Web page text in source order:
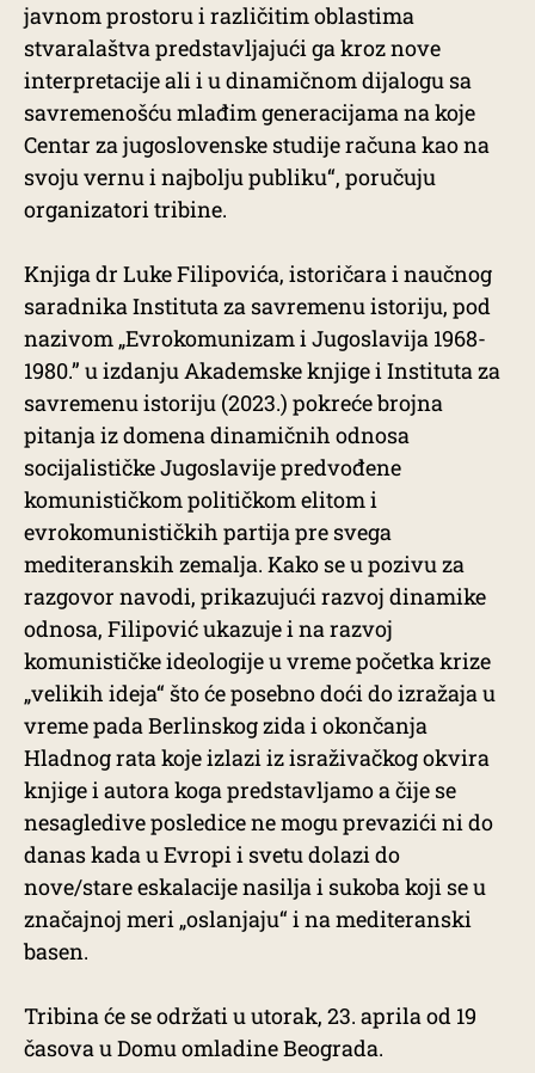
javnom prostoru i različitim oblastima
stvaralaštva predstavljajući ga kroz nove
interpretacije ali i u dinamičnom dijalogu sa
savremenošću mlađim generacijama na koje
Centar za jugoslovenske studije računa kao na
svoju vernu i najbolju publiku“, poručuju
organizatori tribine.
Knjiga dr Luke Filipovića, istoričara i naučnog
saradnika Instituta za savremenu istoriju, pod
nazivom „Evrokomunizam i Jugoslavija 1968-
1980.” u izdanju Akademske knjige i Instituta za
savremenu istoriju (2023.) pokreće brojna
pitanja iz domena dinamičnih odnosa
socijalističke Jugoslavije predvođene
komunističkom političkom elitom i
evrokomunističkih partija pre svega
mediteranskih zemalja. Kako se u pozivu za
razgovor navodi, prikazujući razvoj dinamike
odnosa, Filipović ukazuje i na razvoj
komunističke ideologije u vreme početka krize
„velikih ideja“ što će posebno doći do izražaja u
vreme pada Berlinskog zida i okončanja
Hladnog rata koje izlazi iz israživačkog okvira
knjige i autora koga predstavljamo a čije se
nesagledive posledice ne mogu prevazići ni do
danas kada u Evropi i svetu dolazi do
nove/stare eskalacije nasilja i sukoba koji se u
značajnoj meri „oslanjaju“ i na mediteranski
basen.
Tribina će se održati u utorak, 23. aprila od 19
časova u Domu omladine Beograda.